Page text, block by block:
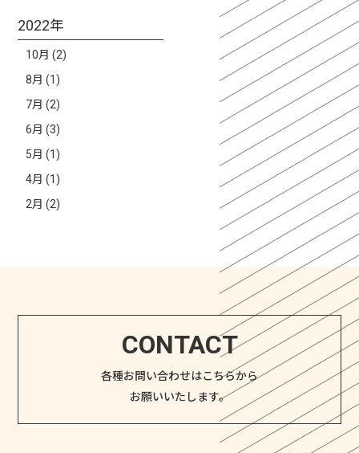
2022年
10月 (2)
8月 (1)
7月 (2)
6月 (3)
5月 (1)
4月 (1)
2月 (2)
CONTACT
各種お問い合わせはこちらから
お願いいたします。